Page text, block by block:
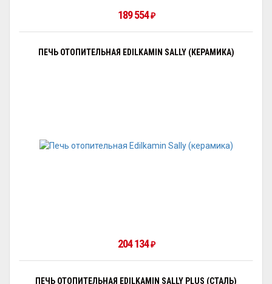
189 554 ₽
ПЕЧЬ ОТОПИТЕЛЬНАЯ EDILKAMIN SALLY (КЕРАМИКА)
204 134 ₽
ПЕЧЬ ОТОПИТЕЛЬНАЯ EDILKAMIN SALLY PLUS (СТАЛЬ)